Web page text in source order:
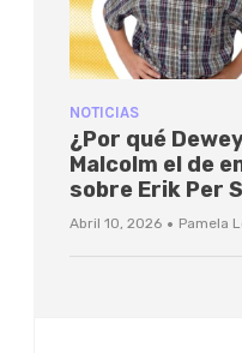
NOTICIAS
¿Por qué
Malcolm el de
sobre Erik Per
Abril 10, 2026 · Pamela